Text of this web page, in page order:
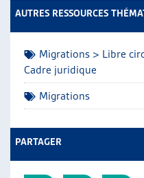
AUTRES RESSOURCES
Migrations > Libre
Cadre juridique
Migrations
PARTAGER